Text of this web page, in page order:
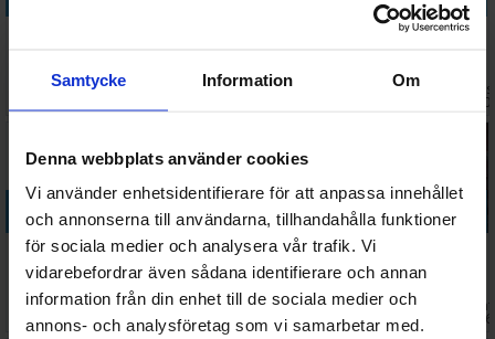
Samtycke Information Om
Denna webbplats använder cookies
Vi använder enhetsidentifierare för att anpassa innehållet
och annonserna till användarna, tillhandahålla funktioner
för sociala medier och analysera vår trafik. Vi
vidarebefordrar även sådana identifierare och annan
information från din enhet till de sociala medier och
annons- och analysföretag som vi samarbetar med.
Väntas in:
KortspelVäntas in:
Summoner
Set Brädspel
2026-
Köp
Game of
Thrones 2nd
edition
BrädspelI lager:5
Köp
Robinson
Crusoe 2nd
Edition
Brädspel
436 SEK Väntas in:
2026-08-28
Köp
Star Realms
Kortspel
218 SEK Väntas in:
2026-09-30
Köp
Brädspel
1 289 SEK